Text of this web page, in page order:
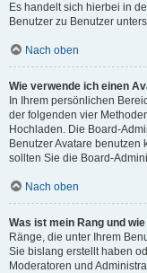
Es handelt sich hierbei in
Benutzer zu Benutzer
Nach oben
Wie verwende ich einen
In Ihrem persönlichen
der folgenden vier
Hochladen. Die Board-
Benutzer Avatare
sollten Sie die Board-
Nach oben
Was ist mein Rang und
Ränge, die unter Ihrem
Sie bislang erstellt haben
Moderatoren und